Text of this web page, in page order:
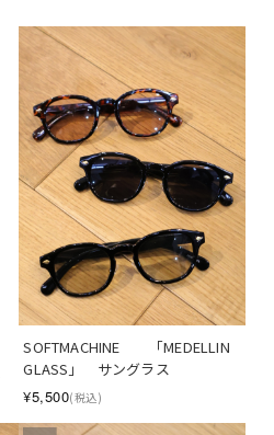
SOFTMACHINE　　「MEDELLIN
GLASS」　サングラス
¥5,500(税込)